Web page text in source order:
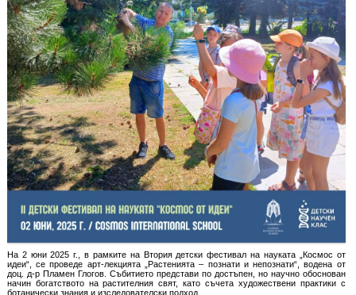
На 2 юни 2025 г., в рамките на Втория детски фестивал на науката „Космос от
идеи“, се проведе арт-лекцията „Растенията – познати и непознати“, водена от
доц. д-р Пламен Глогов. Събитието представи по достъпен, но научно обоснован
начин богатството на растителния свят, като съчета художествени практики с
ботанически знания и изследователски подход.